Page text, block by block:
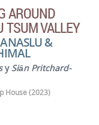
AROUND
TSUM VALLEY
&
y Siân Pritchard-
House (2023)